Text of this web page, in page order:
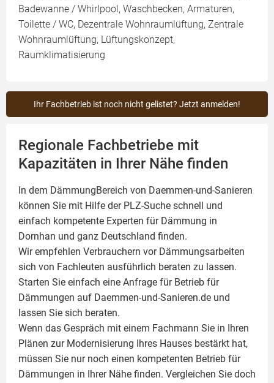
Badewanne / Whirlpool, Waschbecken, Armaturen,
Toilette / WC, Dezentrale Wohnraumlüftung, Zentrale
Wohnraumlüftung, Lüftungskonzept,
Raumklimatisierung
Ihr Fachbetrieb ist noch nicht gelistet? Jetzt anmelden!
Regionale Fachbetriebe mit
Kapazitäten in Ihrer Nähe finden
In dem DämmungBereich von Daemmen-und-Sanieren
können Sie mit Hilfe der PLZ-Suche schnell und
einfach kompetente Experten für Dämmung in
Dornhan und ganz Deutschland finden.
Wir empfehlen Verbrauchern vor Dämmungsarbeiten
sich von Fachleuten ausführlich beraten zu lassen.
Starten Sie einfach eine Anfrage für Betrieb für
Dämmungen auf Daemmen-und-Sanieren.de und
lassen Sie sich beraten.
Wenn das Gespräch mit einem Fachmann Sie in Ihren
Plänen zur Modernisierung Ihres Hauses bestärkt hat,
müssen Sie nur noch einen kompetenten Betrieb für
Dämmungen in Ihrer Nähe finden. Vergleichen Sie doch